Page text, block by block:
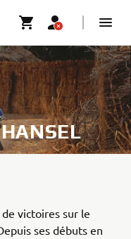
victoires sur le
ses débuts en